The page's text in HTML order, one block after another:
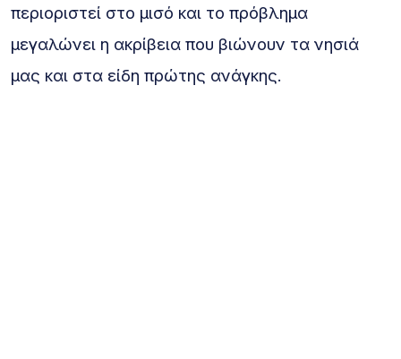
περιοριστεί στο μισό και το πρόβλημα
μεγαλώνει η ακρίβεια που βιώνουν τα νησιά
μας και στα είδη πρώτης ανάγκης.